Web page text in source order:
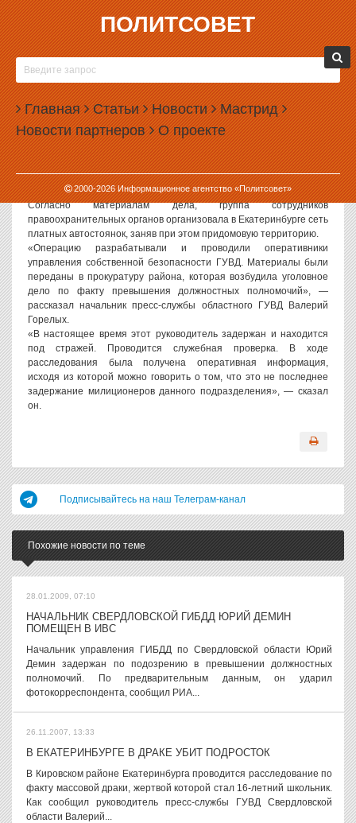
ПОЛИТСОВЕТ
Главная Статьи Новости Мастрид
Новости партнеров О проекте
2000-2026Информационное агентство «Политсовет»
30.08.2007, 11:04
В ЕКАТЕРИНБУРГЕ ВЗЯТ ПОД СТРАЖУ
СОТРУДНИК РУВД
По информации ГУВД Свердловской области, в Екатеринбурге
был задержан и взят под стражу заместитель начальника
отделения РУВД Орджоникидзевского района.
Как сообщили ИА «Политсовет» в пресс-службе ГУВД,
задержание произошло в ходе расследования уголовного дела о
превышении служебных полномочий.
Согласно материалам дела, группа сотрудников
правоохранительных органов организовала в Екатеринбурге сеть
платных автостоянок, заняв при этом придомовую территорию.
«Операцию разрабатывали и проводили оперативники
управления собственной безопасности ГУВД. Материалы были
переданы в прокуратуру района, которая возбудила уголовное
дело по факту превышения должностных полномочий», —
рассказал начальник пресс-службы областного ГУВД Валерий
Горелых.
«В настоящее время этот руководитель задержан и находится
под стражей. Проводится служебная проверка. В ходе
расследования была получена оперативная информация,
исходя из которой можно говорить о том, что это не последнее
задержание милиционеров данного подразделения», — сказал
он.
Подписывайтесь на наш Телеграм-канал
Похожие новости по теме
28.01.2009, 07:10
НАЧАЛЬНИК СВЕРДЛОВСКОЙ ГИБДД ЮРИЙ ДЕМИН
ПОМЕЩЕН В ИВС
Начальник управления ГИБДД по Свердловской области Юрий
Демин задержан по подозрению в превышении должностных
полномочий. По предварительным данным, он ударил
фотокорреспондента, сообщил РИА...
26.11.2007, 13:33
В ЕКАТЕРИНБУРГЕ В ДРАКЕ УБИТ ПОДРОСТОК
В Кировском районе Екатеринбурга проводится расследование по
факту массовой драки, жертвой которой стал 16-летний школьник.
Как сообщил руководитель пресс-службы ГУВД Свердловской
области Валерий...